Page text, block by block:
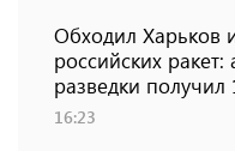
Обходил Харьков
российских ракет:
разведки получил
16:23